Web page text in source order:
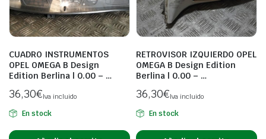
CUADRO INSTRUMENTOS
OPEL OMEGA B Design
Edition Berlina | 0.00 – …
36,30€Iva incluido
En stock
RETROVISOR IZQUIERDO OPEL
OMEGA B Design Edition
Berlina | 0.00 – …
36,30€Iva incluido
En stock